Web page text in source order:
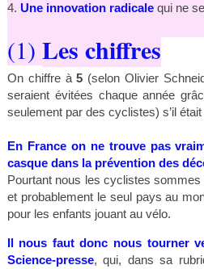
Une innovation radicalequi ne
(1) Les chiffres
On chiffre à5 (selon Olivier
seraient évitées chaque année
seulement par des cyclistes) s’il était
En France on ne trouve pas
casque dans la prévention des
Pourtant nous les cyclistes
et probablement le seul pays au
pour les enfants jouant au vélo.
Il nous faut donc nous tourner
Science-presse, qui, dans sa